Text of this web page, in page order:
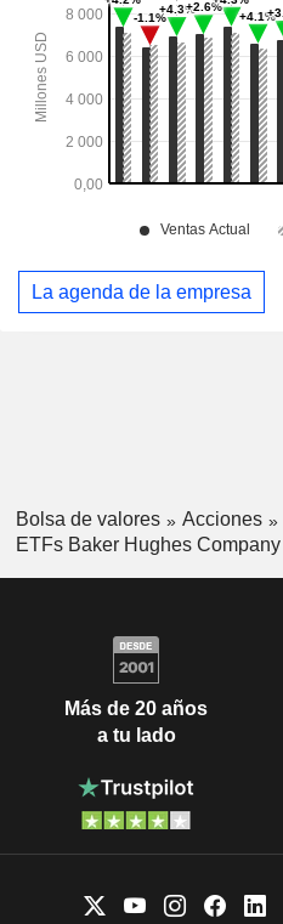
La agenda de la empresa
Bolsa de valores Acciones
ETFs Baker Hughes Company
Más de 20 años
a tu lado